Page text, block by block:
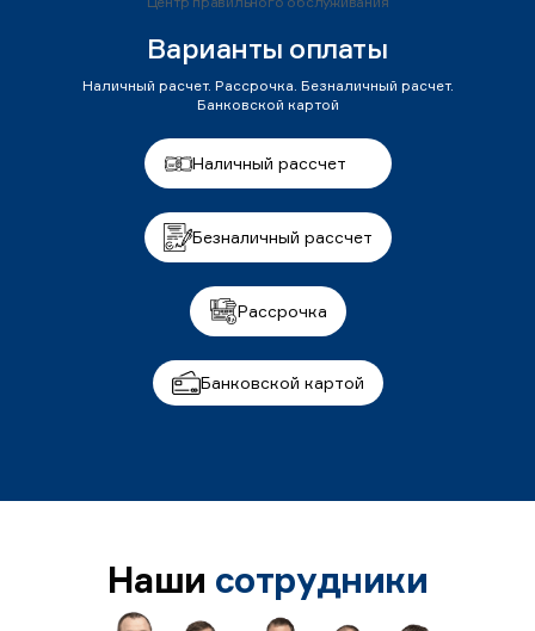
Варианты оплаты
Наличный расчет. Рассрочка. Безналичный расчет.
Банковской картой
Наличный рассчет
Безналичный рассчет
Рассрочка
Банковской картой
Наши сотрудники